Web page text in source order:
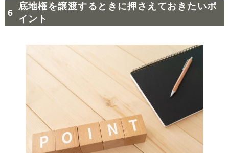
底地権を譲渡するときに押さえておきたいポ
イント